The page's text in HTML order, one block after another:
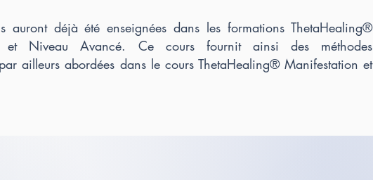
auront déjà été enseignées dans les formations ThetaHealing®
et Niveau Avancé. Ce cours fournit ainsi des méthodes
ailleurs abordées dans le cours ThetaHealing® Manifestation et